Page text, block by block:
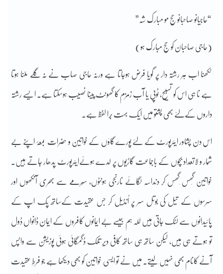
“حاجیانو صاحبانو حج مو مبارک شہ”
(حاجی صاحبان کو حج مُبارک ہو)
لکھنا اب ہر رشتہ دار پر گویا فرض ہوجاتا ہے ورنہ حاجی صاب نے نہ گلے ملنا ہوتا
ہے نا ہی اس کو تسبیح، ٹوپی یا آب زمزم کا گھونٹ پینا نصیب ہوسکتا ہے۔ ایسے رشتہ
داروں کےلئے بھی پشتو میں ایک بہت بُرا لفظ ہے۔
اس دن پشاور ایئرپورٹ کے لئے پورے گاؤں کے خواتین و حضرات بمعۂ اپنے بے
شُمار و لاتعداد بچوں کے باجماعت گاڑیوں پر لدے ہوئےایئرپورٹ پدھار جاتے ہیں۔
خواتین گِھس ِگھس کر دنداسہ لگائے نارنجی ہونٹوں، سُرمے سے بھری آنکھوں اور
سرسوں کے تیل کی بوتل سر پر اُنڈیل کر جس عقیدت کےساتھ پک اپ کے
پائیدانوں سے لٹک جاتی ہیں للہ ہم جیسے بے ایمانوں کافروں کے ایمان ڈانواں ڈول
تو ہوتے ہی ہیں، لیکن ساتھ ہی ساتھ کافی دیر تلک ڈگمگائی ہوئی پوزیشن سے واپس
آنے کانام بھی نہیں لیتے۔ میں نے تو ایسی خواتین کو بھی دیکھا ہے جو فرطِ عقیدت